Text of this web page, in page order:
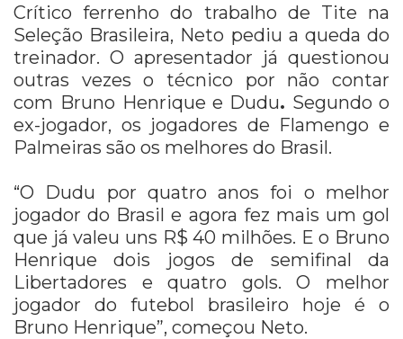
Crítico ferrenho do trabalho de Tite na
Seleção Brasileira, Neto pediu a queda do
treinador. O apresentador já questionou
outras vezes o técnico por não contar
com Bruno Henrique e Dudu. Segundo o
ex-jogador, os jogadores de Flamengo e
Palmeiras são os melhores do Brasil.
“O Dudu por quatro anos foi o melhor
jogador do Brasil e agora fez mais um gol
que já valeu uns R$ 40 milhões. E o Bruno
Henrique dois jogos de semifinal da
Libertadores e quatro gols. O melhor
jogador do futebol brasileiro hoje é o
Bruno Henrique”, começou Neto.